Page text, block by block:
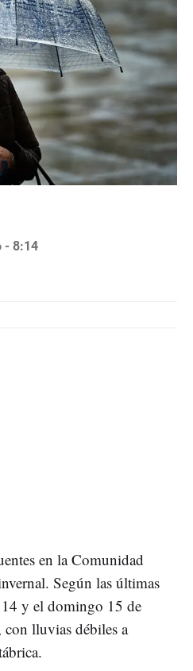
- 8:14
en la Comunidad
Según las últimas
14 y el domingo 15 de
lluvias débiles a